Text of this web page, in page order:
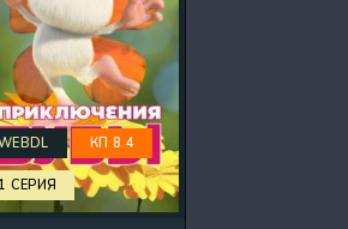
КП 8.4
1 СЕРИЯ